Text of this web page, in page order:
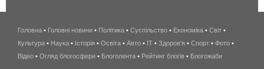
беспроводной
интернет
киев
Головна • Головні новини • Політика • Суспільство • Економіка • Світ •
Культура • Наука • Історія • Освіта • Авто • IT • Здоров'я • Спорт • Фото •
Відео • Огляд блогосфери • Блоголента • Рейтинг блогів • Блогожаби